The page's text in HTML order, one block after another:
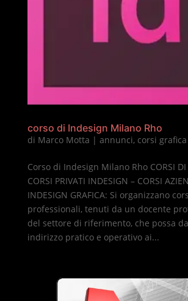
corso di Indesign Milano Rho
di Marco Motta | annunci, corsi grafica
Corso di Indesign Milano Rho CORSI DI
CORSI PRIVATI INDESIGN – CORSI
INDESIGN GRAFICA: Si organizzano
professionali, tenuti da un docente
del settore di riferimento, che possa
indirizzo pratico e operativo ai...